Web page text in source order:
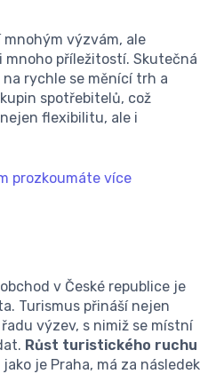
výzvám, ale
mnoho příležitostí. Skutečná
rychle se měnící trh a
spotřebitelů, což
flexibilitu, ale i
prozkoumáte více
v České republice je
Turismus přináší nejen
výzev, s nimiž se místní
Růst turistického ruchu
je Praha, má za následek